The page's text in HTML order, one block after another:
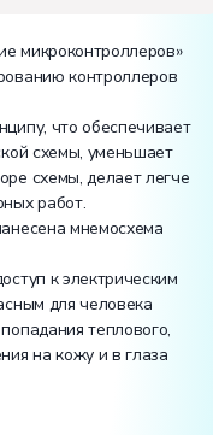
микроконтроллеров»
контроллеров
что обеспечивает
схемы, уменьшает
схемы, делает легче
работ.
мнемосхема
к электрическим
для человека
теплового,
на кожу и в глаза